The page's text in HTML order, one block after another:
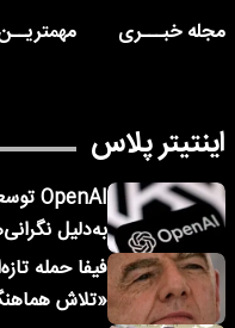
مجله خبـــری
اینتیتر پلاس
به‌دلیل
فیفا حمله
«تلاش